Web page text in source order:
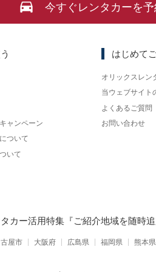
今すぐレンタカーを予
ャンペーン
ついて
いて
はじめて
オリックスレン
当ウェブサイト
よくあるご質問
お問い合わせ
カー活用特集 『ご紹介地域を随時追
屋市 大阪府 広島県 福岡県 熊本県